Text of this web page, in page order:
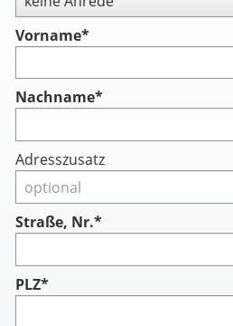
Vorname*
Nachname*
Adresszusatz
Straße, Nr.*
PLZ*